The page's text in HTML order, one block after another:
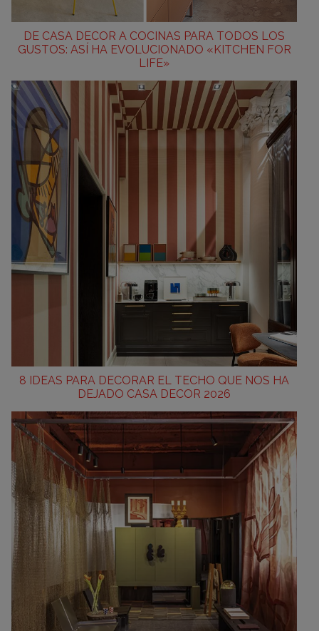
DE CASA DECOR A COCINAS PARA TODOS LOS
GUSTOS: ASÍ HA EVOLUCIONADO «KITCHEN FOR
LIFE»
8 IDEAS PARA DECORAR EL TECHO QUE NOS HA
DEJADO CASA DECOR 2026